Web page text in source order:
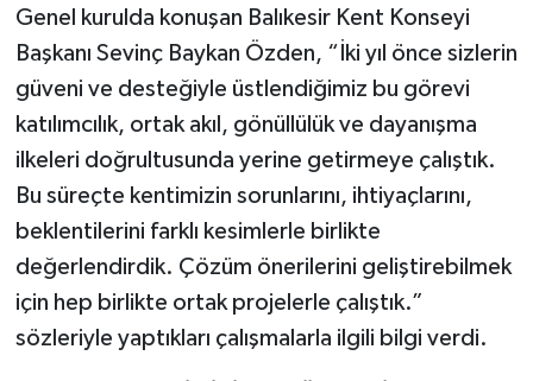
Genel kurulda konuşan Balıkesir Kent Konseyi
Başkanı Sevinç Baykan Özden, “İki yıl önce sizlerin
güveni ve desteğiyle üstlendiğimiz bu görevi
katılımcılık, ortak akıl, gönüllülük ve dayanışma
ilkeleri doğrultusunda yerine getirmeye çalıştık.
Bu süreçte kentimizin sorunlarını, ihtiyaçlarını,
beklentilerini farklı kesimlerle birlikte
değerlendirdik. Çözüm önerilerini geliştirebilmek
için hep birlikte ortak projelerle çalıştık.”
sözleriyle yaptıkları çalışmalarla ilgili bilgi verdi.